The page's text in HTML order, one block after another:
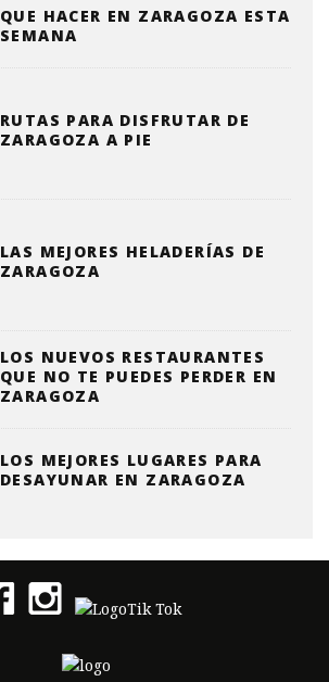
QUE HACER EN ZARAGOZA ESTA
SEMANA
RUTAS PARA DISFRUTAR DE
ZARAGOZA A PIE
LAS MEJORES HELADERÍAS DE
ZARAGOZA
LOS NUEVOS RESTAURANTES
QUE NO TE PUEDES PERDER EN
ZARAGOZA
LOS MEJORES LUGARES PARA
DESAYUNAR EN ZARAGOZA